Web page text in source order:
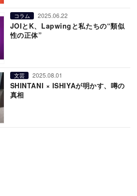
コラム 2025.06.22
JOIとK、Lapwingと私たちの“類似
性の正体”
文芸 2025.08.01
SHINTANI × ISHIYAが明かす、噂の
真相